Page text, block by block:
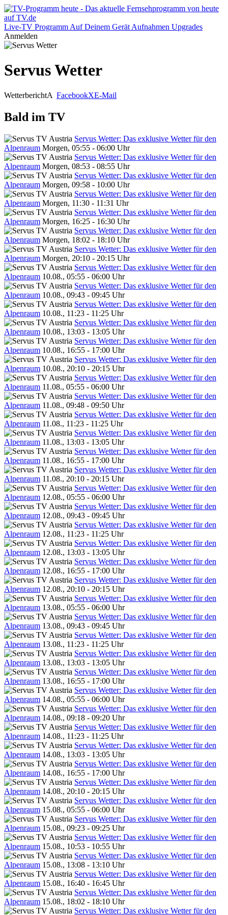
Live-TV Programm Auf Deinem Gerät Aufnahmen Upgrades
Anmelden
Servus Wetter
WetterberichtA FacebookXE-Mail
Bald im TV
Servus Wetter: Das exklusive Wetter für den
Alpenraum Morgen, 05:55 - 06:00 Uhr
Servus Wetter: Das exklusive Wetter für den
Alpenraum Morgen, 08:53 - 08:55 Uhr
Servus Wetter: Das exklusive Wetter für den
Alpenraum Morgen, 09:58 - 10:00 Uhr
Servus Wetter: Das exklusive Wetter für den
Alpenraum Morgen, 11:30 - 11:31 Uhr
Servus Wetter: Das exklusive Wetter für den
Alpenraum Morgen, 16:25 - 16:30 Uhr
Servus Wetter: Das exklusive Wetter für den
Alpenraum Morgen, 18:02 - 18:10 Uhr
Servus Wetter: Das exklusive Wetter für den
Alpenraum Morgen, 20:10 - 20:15 Uhr
Servus Wetter: Das exklusive Wetter für den
Alpenraum 10.08., 05:55 - 06:00 Uhr
Servus Wetter: Das exklusive Wetter für den
Alpenraum 10.08., 09:43 - 09:45 Uhr
Servus Wetter: Das exklusive Wetter für den
Alpenraum 10.08., 11:23 - 11:25 Uhr
Servus Wetter: Das exklusive Wetter für den
Alpenraum 10.08., 13:03 - 13:05 Uhr
Servus Wetter: Das exklusive Wetter für den
Alpenraum 10.08., 16:55 - 17:00 Uhr
Servus Wetter: Das exklusive Wetter für den
Alpenraum 10.08., 20:10 - 20:15 Uhr
Servus Wetter: Das exklusive Wetter für den
Alpenraum 11.08., 05:55 - 06:00 Uhr
Servus Wetter: Das exklusive Wetter für den
Alpenraum 11.08., 09:48 - 09:50 Uhr
Servus Wetter: Das exklusive Wetter für den
Alpenraum 11.08., 11:23 - 11:25 Uhr
Servus Wetter: Das exklusive Wetter für den
Alpenraum 11.08., 13:03 - 13:05 Uhr
Servus Wetter: Das exklusive Wetter für den
Alpenraum 11.08., 16:55 - 17:00 Uhr
Servus Wetter: Das exklusive Wetter für den
Alpenraum 11.08., 20:10 - 20:15 Uhr
Servus Wetter: Das exklusive Wetter für den
Alpenraum 12.08., 05:55 - 06:00 Uhr
Servus Wetter: Das exklusive Wetter für den
Alpenraum 12.08., 09:43 - 09:45 Uhr
Servus Wetter: Das exklusive Wetter für den
Alpenraum 12.08., 11:23 - 11:25 Uhr
Servus Wetter: Das exklusive Wetter für den
Alpenraum 12.08., 13:03 - 13:05 Uhr
Servus Wetter: Das exklusive Wetter für den
Alpenraum 12.08., 16:55 - 17:00 Uhr
Servus Wetter: Das exklusive Wetter für den
Alpenraum 12.08., 20:10 - 20:15 Uhr
Servus Wetter: Das exklusive Wetter für den
Alpenraum 13.08., 05:55 - 06:00 Uhr
Servus Wetter: Das exklusive Wetter für den
Alpenraum 13.08., 09:43 - 09:45 Uhr
Servus Wetter: Das exklusive Wetter für den
Alpenraum 13.08., 11:23 - 11:25 Uhr
Servus Wetter: Das exklusive Wetter für den
Alpenraum 13.08., 13:03 - 13:05 Uhr
Servus Wetter: Das exklusive Wetter für den
Alpenraum 13.08., 16:55 - 17:00 Uhr
Servus Wetter: Das exklusive Wetter für den
Alpenraum 14.08., 05:55 - 06:00 Uhr
Servus Wetter: Das exklusive Wetter für den
Alpenraum 14.08., 09:18 - 09:20 Uhr
Servus Wetter: Das exklusive Wetter für den
Alpenraum 14.08., 11:23 - 11:25 Uhr
Servus Wetter: Das exklusive Wetter für den
Alpenraum 14.08., 13:03 - 13:05 Uhr
Servus Wetter: Das exklusive Wetter für den
Alpenraum 14.08., 16:55 - 17:00 Uhr
Servus Wetter: Das exklusive Wetter für den
Alpenraum 14.08., 20:10 - 20:15 Uhr
Servus Wetter: Das exklusive Wetter für den
Alpenraum 15.08., 05:55 - 06:00 Uhr
Servus Wetter: Das exklusive Wetter für den
Alpenraum 15.08., 09:23 - 09:25 Uhr
Servus Wetter: Das exklusive Wetter für den
Alpenraum 15.08., 10:53 - 10:55 Uhr
Servus Wetter: Das exklusive Wetter für den
Alpenraum 15.08., 13:08 - 13:10 Uhr
Servus Wetter: Das exklusive Wetter für den
Alpenraum 15.08., 16:40 - 16:45 Uhr
Servus Wetter: Das exklusive Wetter für den
Alpenraum 15.08., 18:02 - 18:10 Uhr
Servus Wetter: Das exklusive Wetter für den